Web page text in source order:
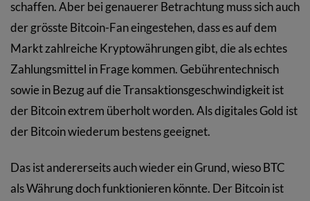
schaffen. Aber bei genauerer Betrachtung muss sich auch
der grösste Bitcoin-Fan eingestehen, dass es auf dem
Markt zahlreiche Kryptowährungen gibt, die als echtes
Zahlungsmittel in Frage kommen. Gebührentechnisch
sowie in Bezug auf die Transaktionsgeschwindigkeit ist
der Bitcoin extrem überholt worden. Als digitales Gold ist
der Bitcoin wiederum bestens geeignet.
Das ist andererseits auch wieder ein Grund, wieso BTC
als Währung doch funktionieren könnte. Der Bitcoin ist